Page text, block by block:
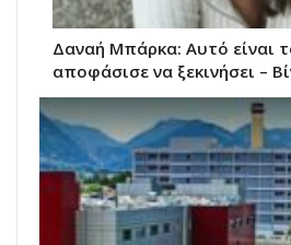
Δαναή Μπάρκα: Αυτό είναι
αποφάσισε να ξεκινήσει –